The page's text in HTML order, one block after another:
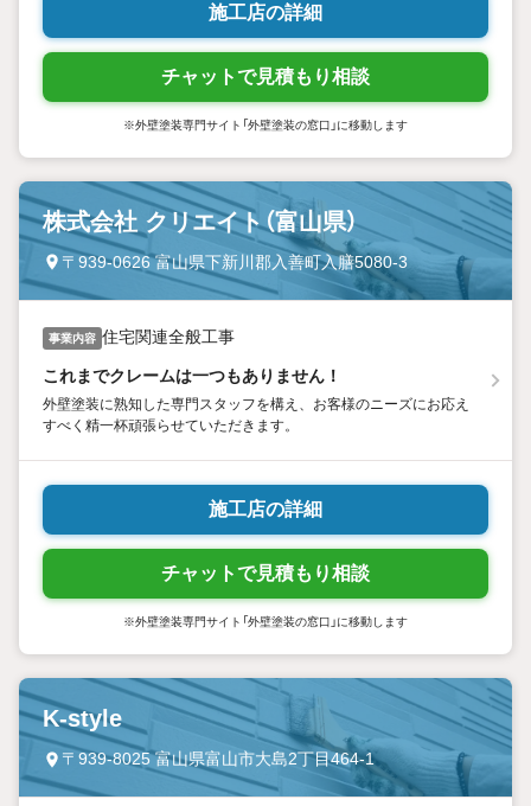
施工店の詳細
チャットで見積もり相談
※外壁塗装専門サイト「外壁塗装の窓口」に移動します
株式会社 クリエイト（富山県）
〒939-0626 富山県下新川郡入善町入膳5080-3
事業内容 住宅関連全般工事
これまでクレームは一つもありません！
外壁塗装に熟知した専門スタッフを構え、お客様のニーズにお応え
すべく精一杯頑張らせていただきます。
施工店の詳細
チャットで見積もり相談
※外壁塗装専門サイト「外壁塗装の窓口」に移動します
K-style
〒939-8025 富山県富山市大島2丁目464-1